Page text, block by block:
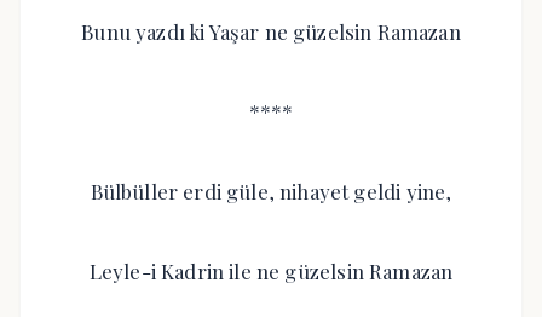
Bunu yazdı ki Yaşar ne güzelsin Ramazan
****
Bülbüller erdi güle, nihayet geldi yine,
Leyle-i Kadrin ile ne güzelsin Ramazan